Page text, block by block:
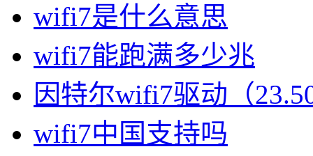
wifi7是什么意思
wifi7能跑满多少兆
因特尔wifi7驱动（
wifi7中国支持吗